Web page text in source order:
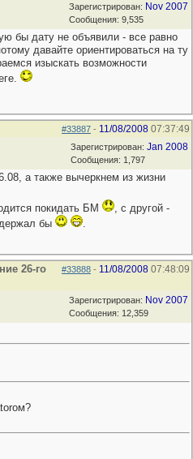
Зарегистрирован: Nov 2007
Сообщения: 9,535
бы дату не объявили - все равно
давайте ориентироваться на ту
изыскать возможности
#33887 - 11/08/2008 07:37:49
Зарегистрирован: Jan 2008
Сообщения: 1,797
а также вычеркнем из жизни
покидать БМ
, с другой -
бы
.
#33888 - 11/08/2008 07:48:09
26-го
Зарегистрирован: Nov 2007
Сообщения: 12,359